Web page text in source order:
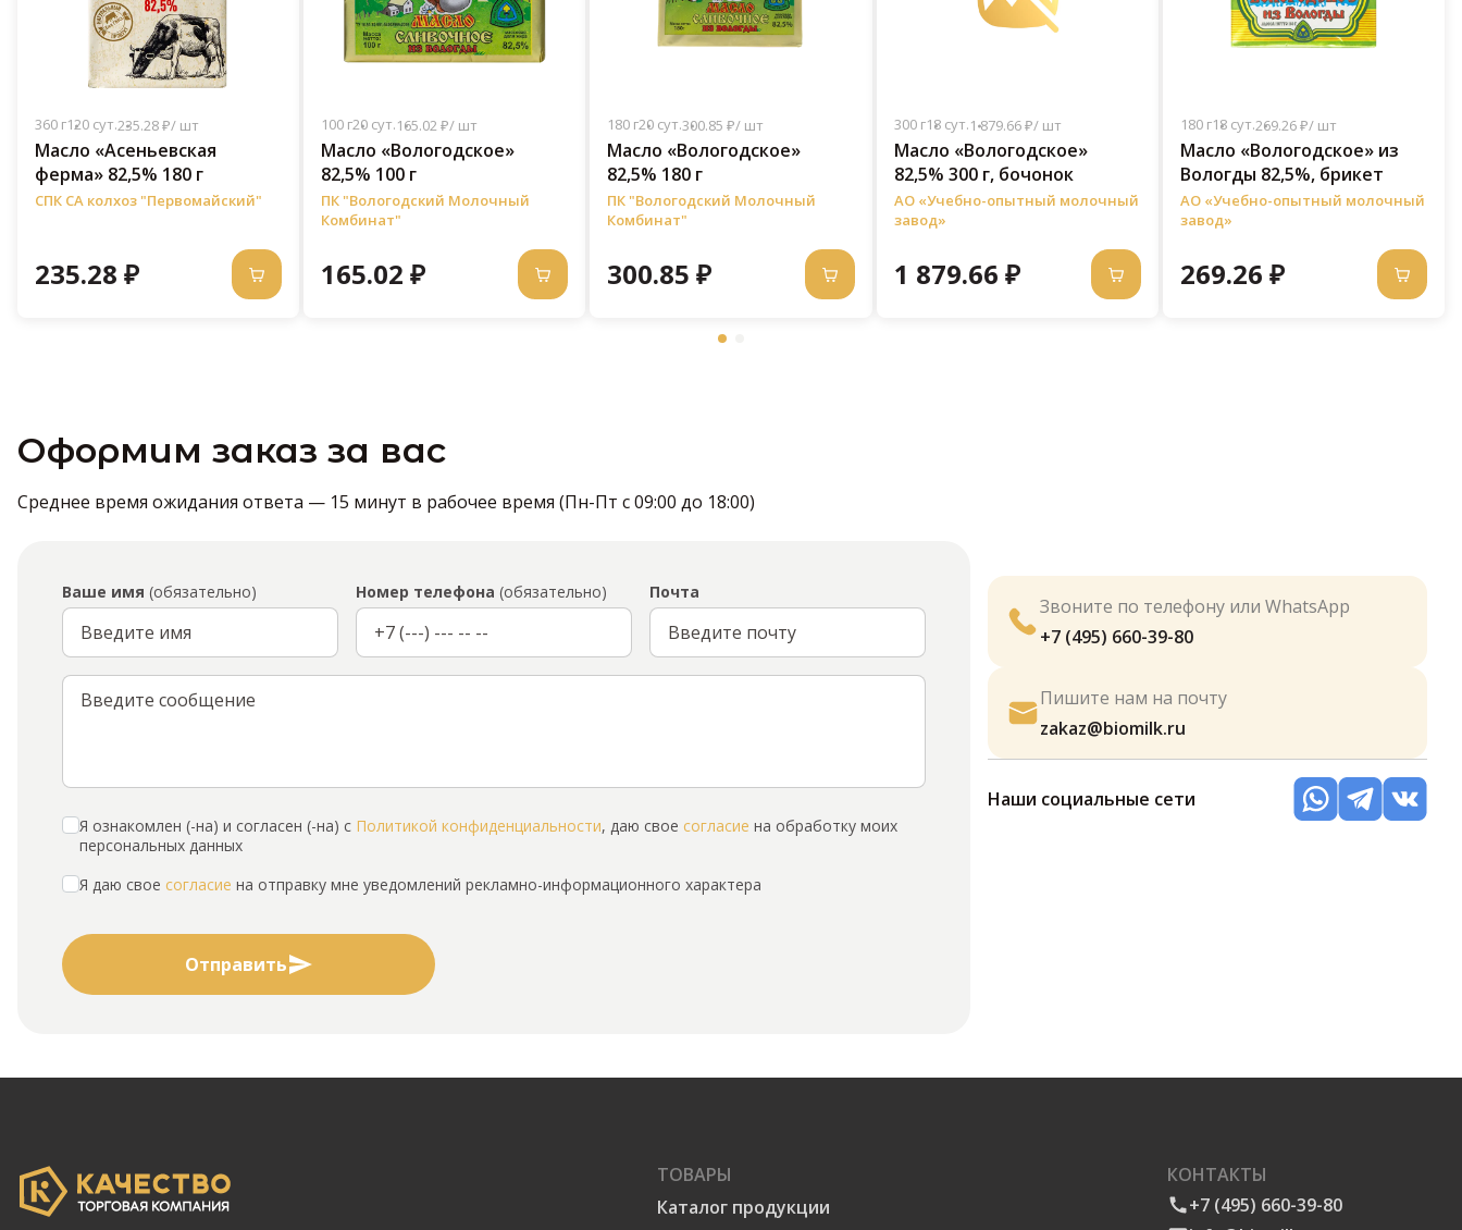
360 г120 сут.235.28 ₽/ шт
Масло «Асеньевская
ферма» 82,5% 180 г
СПК СА колхоз "Первомайский"
235.28 ₽
100 г20 сут.165.02 ₽/ шт
Масло «Вологодское»
82,5% 100 г
ПК "Вологодский Молочный
Комбинат"
165.02 ₽
180 г20 сут.300.85 ₽/ шт
Масло «Вологодское»
82,5% 180 г
ПК "Вологодский Молочный
Комбинат"
300.85 ₽
300 г18 сут.1 879.66 ₽/ шт
Масло «Вологодское»
82,5% 300 г, бочонок
АО «Учебно-опытный молочный
завод»
1 879.66 ₽
180 г18 сут.269.26 ₽/ шт
Масло «Вологодское» из
Вологды 82,5%, брикет
АО «Учебно-опытный молочный
завод»
269.26 ₽
Оформим заказ за вас
Среднее время ожидания ответа — 15 минут в рабочее время (Пн-Пт с 09:00 до 18:00)
Ваше имя (обязательно) Номер телефона (обязательно) Почта
Я ознакомлен (-на) и согласен (-на) с Политикой конфиденциальности, даю свое согласие на обработку моих
персональных данных
Я даю свое согласие на отправку мне уведомлений рекламно-информационного характера
Отправить
Звоните по телефону или WhatsApp
+7 (495) 660-39-80
Пишите нам на почту
zakaz@biomilk.ru
Наши социальные сети
ТОВАРЫ
Каталог продукции
КОНТАКТЫ
+7 (495) 660-39-80